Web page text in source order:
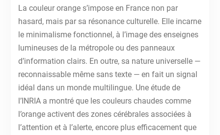
La couleur orange s’impose en France non par
hasard, mais par sa résonance culturelle. Elle incarne
le minimalisme fonctionnel, à l’image des enseignes
lumineuses de la métropole ou des panneaux
d’information clairs. En outre, sa nature universelle —
reconnaissable même sans texte — en fait un signal
idéal dans un monde multilingue. Une étude de
l’INRIA a montré que les couleurs chaudes comme
l’orange activent des zones cérébrales associées à
l’attention et à l’alerte, encore plus efficacement que